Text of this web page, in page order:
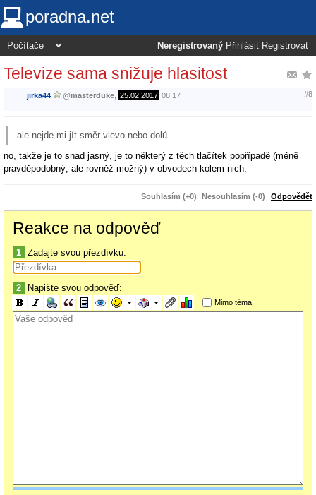
poradna.net
Neregistrovaný Přihlásit Registrovat
Televize sama snižuje hlasitost
jirka44 @masterduke 25.02.2017 08:17 #8
ale nejde mi jít směr vlevo nebo dolů
no, takže je to snad jasný, je to některý z těch tlačítek popřípadě (méně
pravděpodobný, ale rovněž možný) v obvodech kolem nich.
Souhlasím (+0) Nesouhlasím (-0) Odpovědět
Reakce na odpověď
1 Zadajte svou přezdívku:
2 Napište svou odpověď:
Mimo téma